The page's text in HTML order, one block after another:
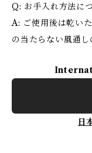
Q: お手入れ方法に
A: ご使用後は乾い
の当たらない風通し
日